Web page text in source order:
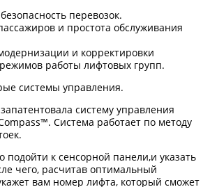
перевозок.
и простота обслуживания
и корректировки
работы лифтовых групп.
системы управления.
систему управления
Система работает по методу
подойти к сенсорной панели,и указать
чего, расчитав оптимальный
вам номер лифта, который сможет